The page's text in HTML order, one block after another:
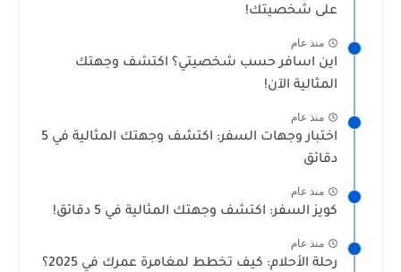
على شخصيتك!
منذ عام
اين اسافر حسب شخصيتي؟ اكتشف وجهتك
المثالية الآن!
منذ عام
اختبار وجهات السفر: اكتشف وجهتك المثالية في 5
دقائق
منذ عام
كويز السفر: اكتشف وجهتك المثالية في 5 دقائق!
منذ عام
رحلة الأحلام: كيف تخطط لمغامرة عمرك في 2025؟